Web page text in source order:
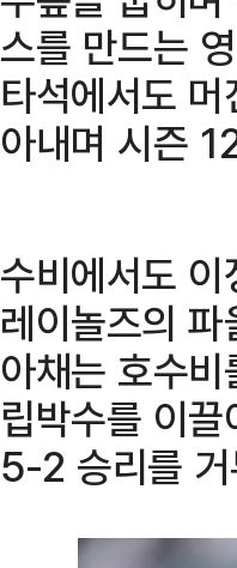
스를 만드는
타석에서도
아내며 시즌
수비에서도
레이놀즈의
아채는 호수
립박수를 이
5-2 승리를